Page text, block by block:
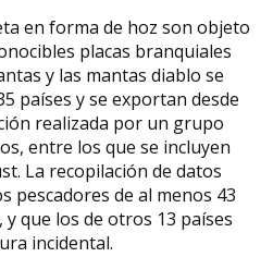
en forma de hoz son objeto
placas branquiales
y las mantas diablo se
países y se exportan desde
realizada por un grupo
entre los que se incluyen
La recopilación de datos
pescadores de al menos 43
que los de otros 13 países
incidental.